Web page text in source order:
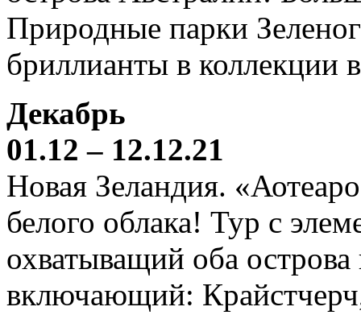
Природные парки
бриллианты в коллекции
Декабрь
01.12 – 12.12.21
Новая Зеландия.
белого облака! Тур с
охватыващий оба
включающий: